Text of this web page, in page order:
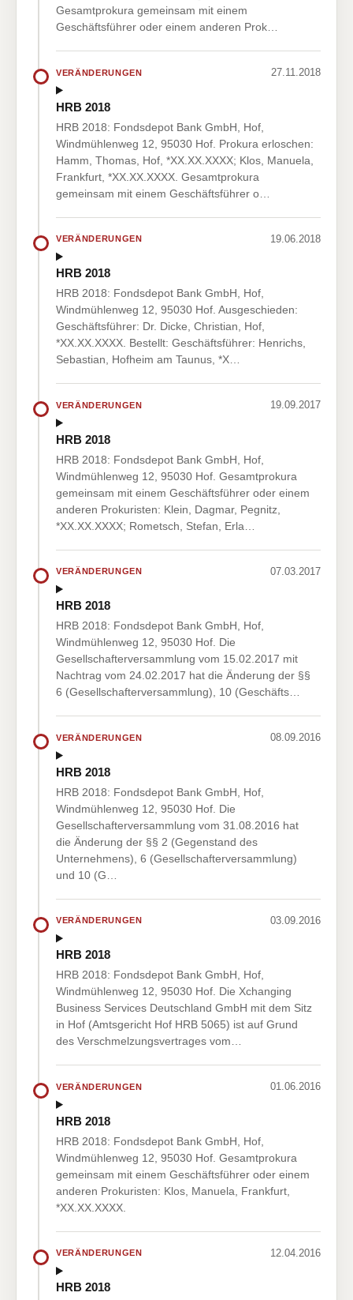
Gesamtprokura gemeinsam mit einem
Geschäftsführer oder einem anderen Prok…
VERÄNDERUNGEN 27.11.2018
HRB 2018
HRB 2018: Fondsdepot Bank GmbH, Hof,
Windmühlenweg 12, 95030 Hof. Prokura erloschen:
Hamm, Thomas, Hof, *XX.XX.XXXX; Klos, Manuela,
Frankfurt, *XX.XX.XXXX. Gesamtprokura
gemeinsam mit einem Geschäftsführer o…
VERÄNDERUNGEN 19.06.2018
HRB 2018
HRB 2018: Fondsdepot Bank GmbH, Hof,
Windmühlenweg 12, 95030 Hof. Ausgeschieden:
Geschäftsführer: Dr. Dicke, Christian, Hof,
*XX.XX.XXXX. Bestellt: Geschäftsführer: Henrichs,
Sebastian, Hofheim am Taunus, *X…
VERÄNDERUNGEN 19.09.2017
HRB 2018
HRB 2018: Fondsdepot Bank GmbH, Hof,
Windmühlenweg 12, 95030 Hof. Gesamtprokura
gemeinsam mit einem Geschäftsführer oder einem
anderen Prokuristen: Klein, Dagmar, Pegnitz,
*XX.XX.XXXX; Rometsch, Stefan, Erla…
VERÄNDERUNGEN 07.03.2017
HRB 2018
HRB 2018: Fondsdepot Bank GmbH, Hof,
Windmühlenweg 12, 95030 Hof. Die
Gesellschafterversammlung vom 15.02.2017 mit
Nachtrag vom 24.02.2017 hat die Änderung der §§
6 (Gesellschafterversammlung), 10 (Geschäfts…
VERÄNDERUNGEN 08.09.2016
HRB 2018
HRB 2018: Fondsdepot Bank GmbH, Hof,
Windmühlenweg 12, 95030 Hof. Die
Gesellschafterversammlung vom 31.08.2016 hat
die Änderung der §§ 2 (Gegenstand des
Unternehmens), 6 (Gesellschafterversammlung)
und 10 (G…
VERÄNDERUNGEN 03.09.2016
HRB 2018
HRB 2018: Fondsdepot Bank GmbH, Hof,
Windmühlenweg 12, 95030 Hof. Die Xchanging
Business Services Deutschland GmbH mit dem Sitz
in Hof (Amtsgericht Hof HRB 5065) ist auf Grund
des Verschmelzungsvertrages vom…
VERÄNDERUNGEN 01.06.2016
HRB 2018
HRB 2018: Fondsdepot Bank GmbH, Hof,
Windmühlenweg 12, 95030 Hof. Gesamtprokura
gemeinsam mit einem Geschäftsführer oder einem
anderen Prokuristen: Klos, Manuela, Frankfurt,
*XX.XX.XXXX.
VERÄNDERUNGEN 12.04.2016
HRB 2018